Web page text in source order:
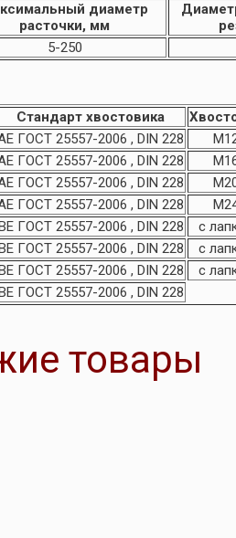
диаметр
расточки, мм
5-250
Стандарт хвостовика
ГОСТ 25557-2006 , DIN 228
ГОСТ 25557-2006 , DIN 228
ГОСТ 25557-2006 , DIN 228
ГОСТ 25557-2006 , DIN 228
ГОСТ 25557-2006 , DIN 228 с
ГОСТ 25557-2006 , DIN 228 с
ГОСТ 25557-2006 , DIN 228 с
ГОСТ 25557-2006 , DIN 228
товары